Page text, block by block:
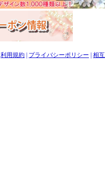
利用規約 プライバシーポリシー 相